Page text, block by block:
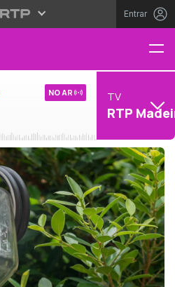
Entrar
NO AR TV
RTP